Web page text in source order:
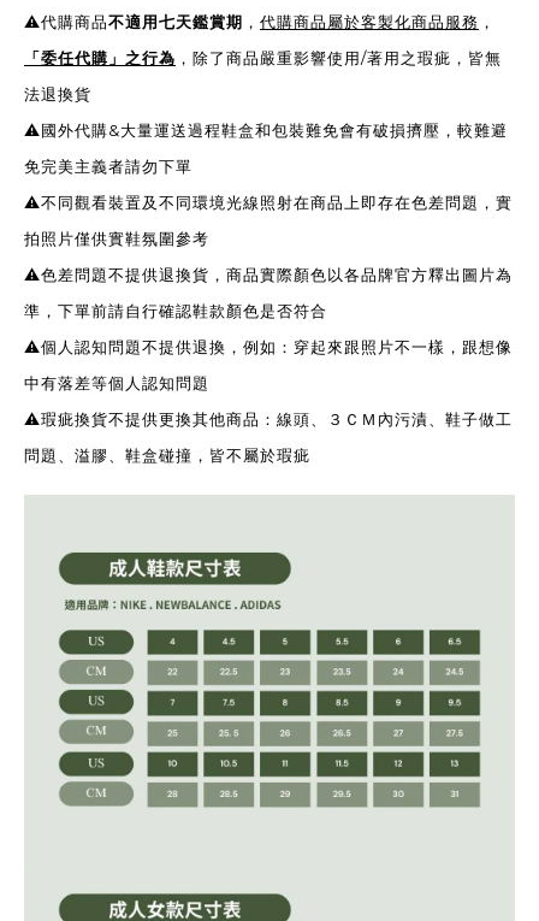
⚠️代購商品不適用七天鑑賞期 ， 代購商品屬於客製化商品服務 ，
「委任代購」之行為 ，除了商品嚴重影響使用/著用之瑕疵，皆無
法退換貨
⚠️國外代購&大量運送過程鞋盒和包裝難免會有破損擠壓，較難避
免完美主義者請勿下單
⚠️不同觀看裝置及不同環境光線照射在商品上即存在色差問題，實
拍照片僅供實鞋氛圍參考
⚠️色差問題不提供退換貨，商品實際顏色以各品牌官方釋出圖片為
準，下單前請自行確認鞋款顏色是否符合
⚠️個人認知問題不提供退換，例如：穿起來跟照片不一樣，跟想像
中有落差等個人認知問題
⚠️瑕疵換貨不提供更換其他商品：線頭、３ＣＭ內污漬、鞋子做工
問題、溢膠、鞋盒碰撞，皆不屬於瑕疵